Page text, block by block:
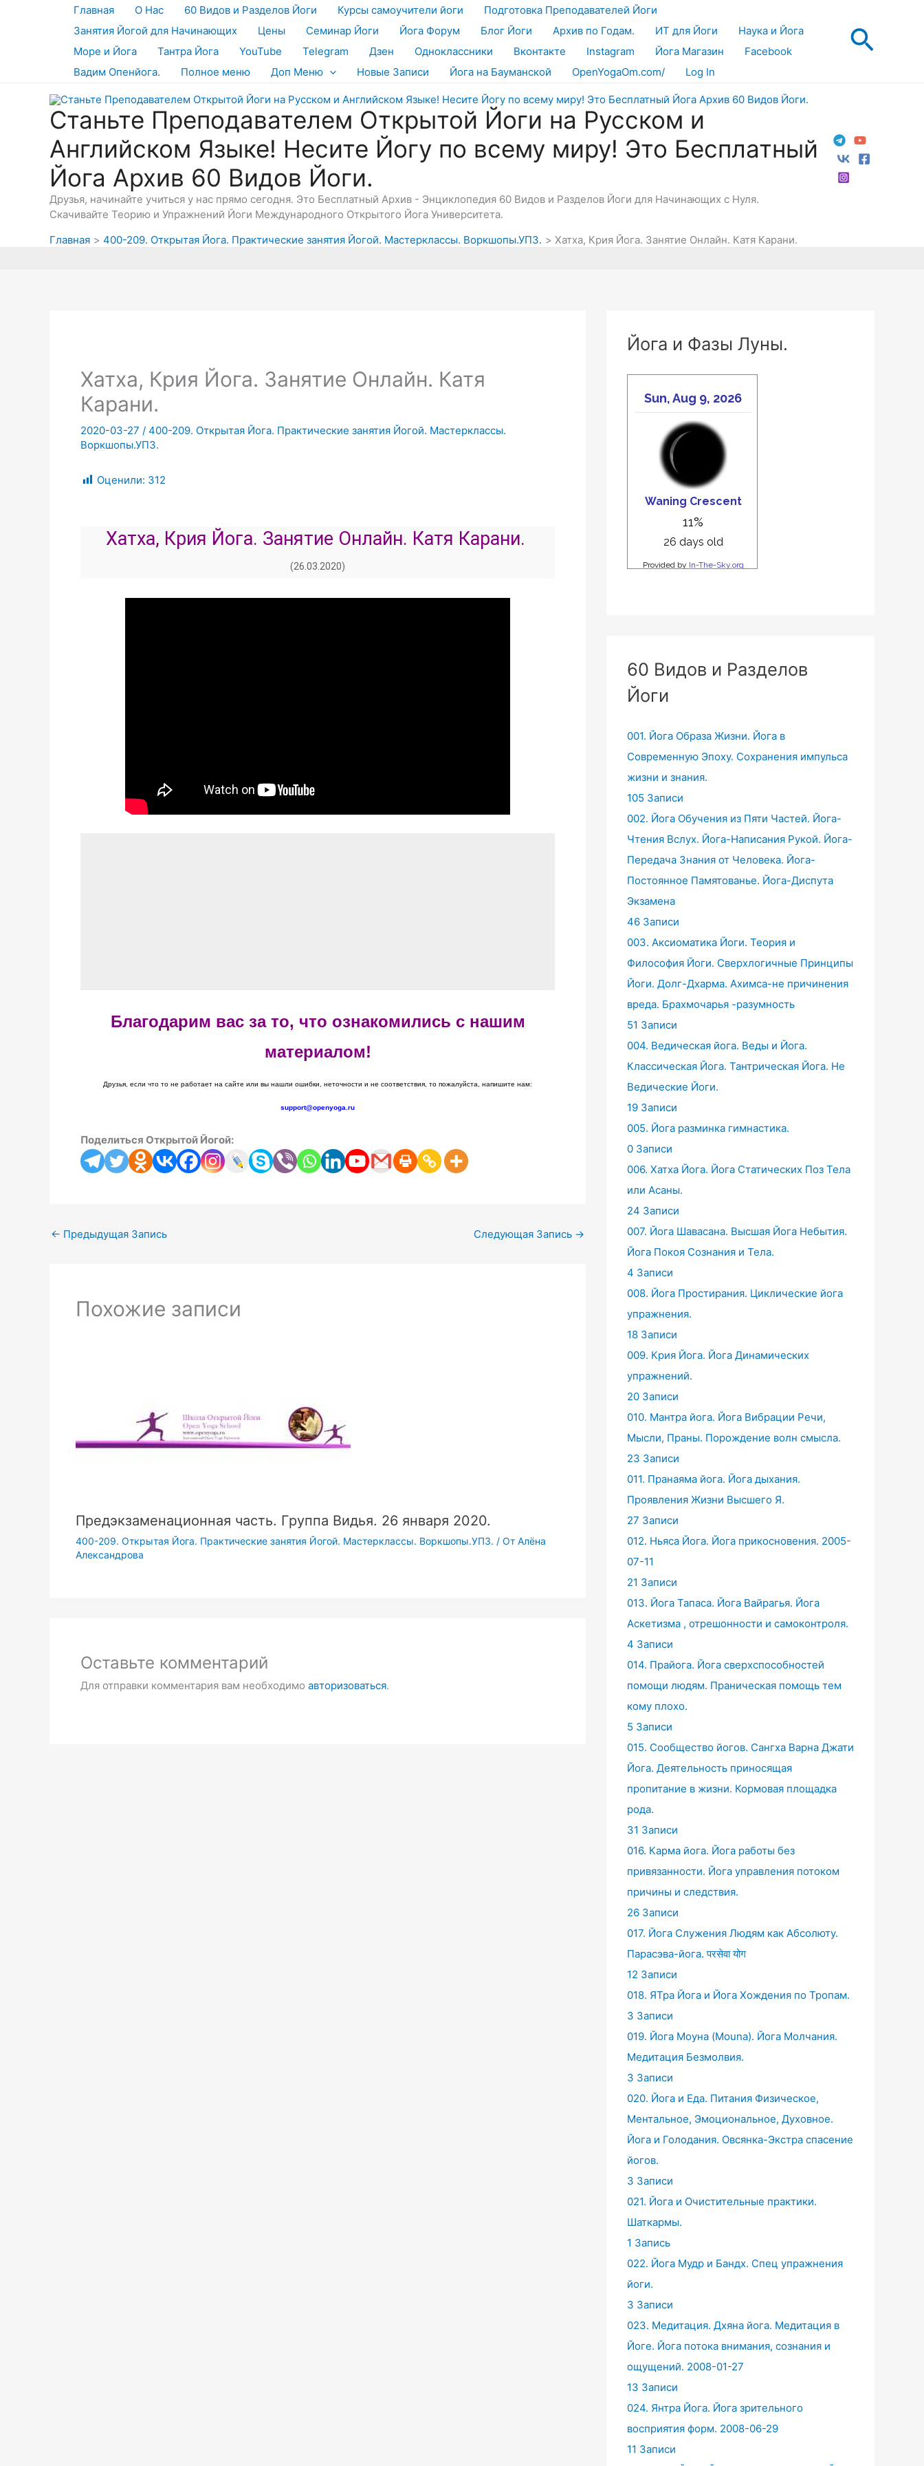
Главная О Нас 60 Видов и Разделов Йоги Курсы самоучители йоги
Подготовка Преподавателей Йоги
Занятия Йогой для Начинающих
Цены Семинар Йоги Йога Форум Блог Йоги Архив по Годам. ИТ для Йоги
Наука и Йога
Море и Йога
Тантра Йога YouTube Telegram Дзен Одноклассники Вконтакте Instagram Йога Магазин
Facebook
Вадим Опенйога.
Полное меню Доп Меню Новые Записи Йога на Бауманской OpenYogaOm.com/ Log In
Станьте Преподавателем Открытой Йоги на Русском и
Английском Языке! Несите Йогу по всему миру! Это Бесплатный
Йога Архив 60 Видов Йоги.
Друзья, начинайте учиться у нас прямо сегодня. Это Бесплатный Архив - Энциклопедия 60 Видов и Разделов Йоги для Начинающих с Нуля.
Скачивайте Теорию и Упражнений Йоги Международного Открытого Йога Университета.
Главная
400-209. Открытая Йога. Практические занятия Йогой. Мастерклассы. Воркшопы.УПЗ. Хатха, Крия Йога. Занятие Онлайн. Катя Карани.
Хатха, Крия Йога. Занятие Онлайн. Катя
Карани.
2020-03-27 / 400-209. Открытая Йога. Практические занятия Йогой. Мастерклассы.
Воркшопы.УПЗ.
Оценили: 312
Хатха, Крия Йога. Занятие Онлайн. Катя Карани.
(26.03.2020)
Благодарим вас за то, что ознакомились с нашим
материалом!
Друзья, если что то не работает на сайте или вы нашли ошибки, неточности и не соответствия, то пожалуйста, напишите нам:
support@openyoga.ru
Поделиться Открытой Йогой:
← Предыдущая Запись Следующая Запись →
Похожие записи
Предэкзаменационная часть. Группа Видья. 26 января 2020.
400-209. Открытая Йога. Практические занятия Йогой. Мастерклассы. Воркшопы.УПЗ. / От Алёна
Александрова
Оставьте комментарий
Для отправки комментария вам необходимо авторизоваться.
Йога и Фазы Луны.
60 Видов и Разделов
Йоги
001. Йога Образа Жизни. Йога в
Современную Эпоху. Сохранения импульса
жизни и знания.
105 Записи
002. Йога Обучения из Пяти Частей. Йога-
Чтения Вслух. Йога-Написания Рукой. Йога-
Передача Знания от Человека. Йога-
Постоянное Памятованье. Йога-Диспута
Экзамена
46 Записи
003. Аксиоматика Йоги. Теория и
Философия Йоги. Сверхлогичные Принципы
Йоги. Долг-Дхарма. Ахимса-не причинения
вреда. Брахмочарья -разумность
51 Записи
004. Ведическая йога. Веды и Йога.
Классическая Йога. Тантрическая Йога. Не
Ведические Йоги.
19 Записи
005. Йога разминка гимнастика.
0 Записи
006. Хатха Йога. Йога Статических Поз Тела
или Асаны.
24 Записи
007. Йога Шавасана. Высшая Йога Небытия.
Йога Покоя Сознания и Тела.
4 Записи
008. Йога Простирания. Циклические йога
упражнения.
18 Записи
009. Крия Йога. Йога Динамических
упражнений.
20 Записи
010. Мантра йога. Йога Вибрации Речи,
Мысли, Праны. Порождение волн смысла.
23 Записи
011. Пранаяма йога. Йога дыхания.
Проявления Жизни Высшего Я.
27 Записи
012. Ньяса Йога. Йога прикосновения. 2005-
07-11
21 Записи
013. Йога Тапаса. Йога Вайрагья. Йога
Аскетизма , отрешонности и самоконтроля.
4 Записи
014. Прайога. Йога сверхспособностей
помощи людям. Праническая помощь тем
кому плохо.
5 Записи
015. Сообщество йогов. Сангха Варна Джати
Йога. Деятельность приносящая
пропитание в жизни. Кормовая площадка
рода.
31 Записи
016. Карма йога. Йога работы без
привязанности. Йога управления потоком
причины и следствия.
26 Записи
017. Йога Служения Людям как Абсолюту.
Парасэва-йога. परसेवा योग
12 Записи
018. ЯТра Йога и Йога Хождения по Тропам.
3 Записи
019. Йога Моуна (Mouna). Йога Молчания.
Медитация Безмолвия.
3 Записи
020. Йога и Еда. Питания Физическое,
Ментальное, Эмоциональное, Духовное.
Йога и Голодания. Овсянка-Экстра спасение
йогов.
3 Записи
021. Йога и Очистительные практики.
Шаткармы.
1 Запись
022. Йога Мудр и Бандх. Спец упражнения
йоги.
3 Записи
023. Медитация. Дхяна йога. Медитация в
Йоге. Йога потока внимания, сознания и
ощущений. 2008-01-27
13 Записи
024. Янтра Йога. Йога зрительного
восприятия форм. 2008-06-29
11 Записи